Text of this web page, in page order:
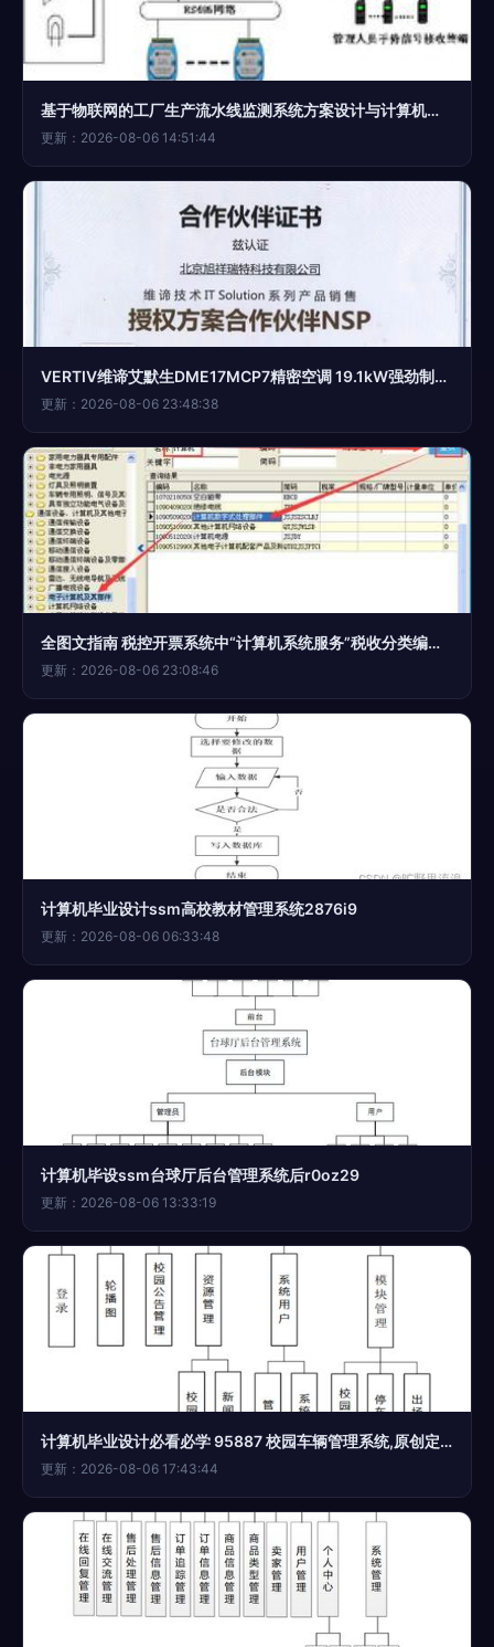
基于物联网的工厂生产流水线监测系统方案设计与计算机系统服务
更新：2026-08-06 14:51:44
VERTIV维谛艾默生DME17MCP7精密空调 19.1kW强劲制冷，打造高效稳定的机房环境
更新：2026-08-06 23:48:38
全图文指南 税控开票系统中“计算机系统服务”税收分类编码操作手册
更新：2026-08-06 23:08:46
计算机毕业设计ssm高校教材管理系统2876i9
更新：2026-08-06 06:33:48
计算机毕设ssm台球厅后台管理系统后r0oz29
更新：2026-08-06 13:33:19
计算机毕业设计必看必学 95887 校园车辆管理系统,原创定制程序, java php python 小程序 文案全套 毕设成品等
更新：2026-08-06 17:43:44